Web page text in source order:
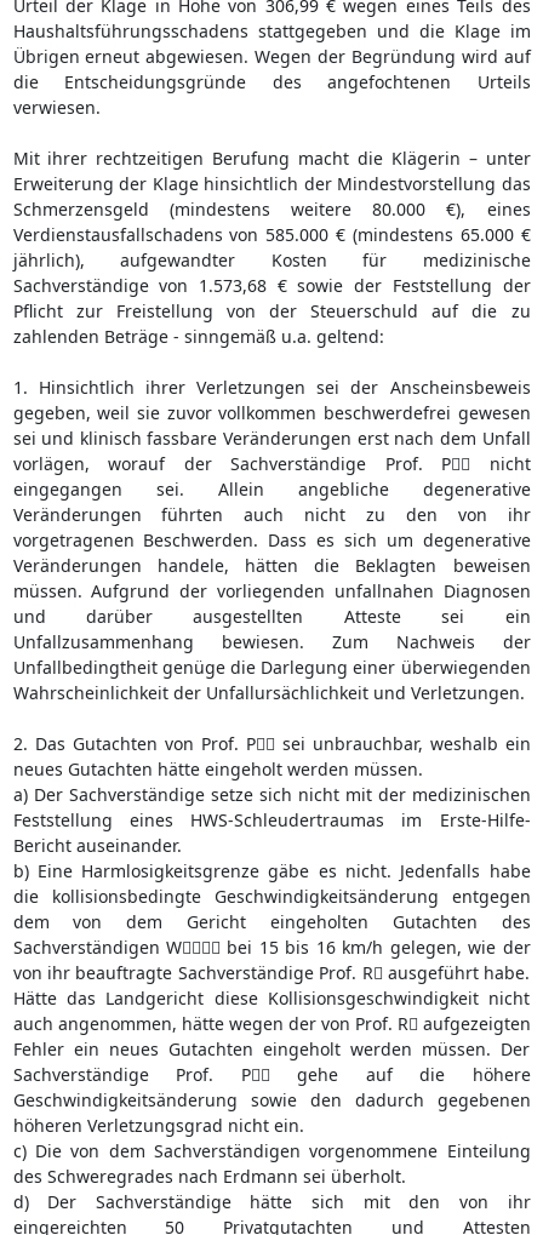
Urteil der Klage in Höhe von 306,99 € wegen eines Teils des
Haushaltsführungsschadens stattgegeben und die Klage im
Übrigen erneut abgewiesen. Wegen der Begründung wird auf
die Entscheidungsgründe des angefochtenen Urteils
verwiesen.
Mit ihrer rechtzeitigen Berufung macht die Klägerin – unter
Erweiterung der Klage hinsichtlich der Mindestvorstellung das
Schmerzensgeld (mindestens weitere 80.000 €), eines
Verdienstausfallschadens von 585.000 € (mindestens 65.000 €
jährlich), aufgewandter Kosten für medizinische
Sachverständige von 1.573,68 € sowie der Feststellung der
Pflicht zur Freistellung von der Steuerschuld auf die zu
zahlenden Beträge - sinngemäß u.a. geltend:
1. Hinsichtlich ihrer Verletzungen sei der Anscheinsbeweis
gegeben, weil sie zuvor vollkommen beschwerdefrei gewesen
sei und klinisch fassbare Veränderungen erst nach dem Unfall
vorlägen, worauf der Sachverständige Prof. P nicht
eingegangen sei. Allein angebliche degenerative
Veränderungen führten auch nicht zu den von ihr
vorgetragenen Beschwerden. Dass es sich um degenerative
Veränderungen handele, hätten die Beklagten beweisen
müssen. Aufgrund der vorliegenden unfallnahen Diagnosen
und darüber ausgestellten Atteste sei ein
Unfallzusammenhang bewiesen. Zum Nachweis der
Unfallbedingtheit genüge die Darlegung einer überwiegenden
Wahrscheinlichkeit der Unfallursächlichkeit und Verletzungen.
2. Das Gutachten von Prof. P sei unbrauchbar, weshalb ein
neues Gutachten hätte eingeholt werden müssen.
a) Der Sachverständige setze sich nicht mit der medizinischen
Feststellung eines HWS-Schleudertraumas im Erste-Hilfe-
Bericht auseinander.
b) Eine Harmlosigkeitsgrenze gäbe es nicht. Jedenfalls habe
die kollisionsbedingte Geschwindigkeitsänderung entgegen
dem von dem Gericht eingeholten Gutachten des
Sachverständigen W bei 15 bis 16 km/h gelegen, wie der
von ihr beauftragte Sachverständige Prof. R ausgeführt habe.
Hätte das Landgericht diese Kollisionsgeschwindigkeit nicht
auch angenommen, hätte wegen der von Prof. R aufgezeigten
Fehler ein neues Gutachten eingeholt werden müssen. Der
Sachverständige Prof. P gehe auf die höhere
Geschwindigkeitsänderung sowie den dadurch gegebenen
höheren Verletzungsgrad nicht ein.
c) Die von dem Sachverständigen vorgenommene Einteilung
des Schweregrades nach Erdmann sei überholt.
d) Der Sachverständige hätte sich mit den von ihr
eingereichten 50 Privatgutachten und Attesten